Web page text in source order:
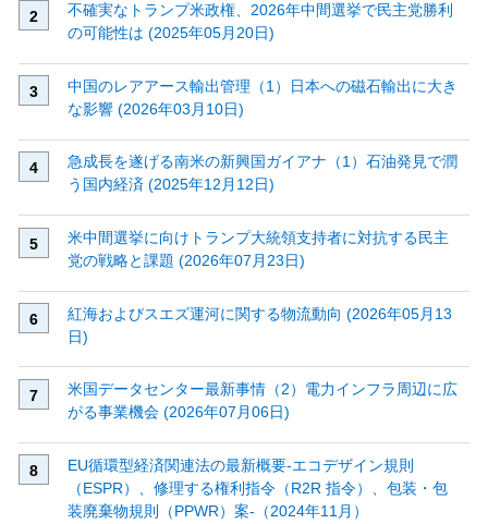
不確実なトランプ米政権、2026年中間選挙で民主党勝利
の可能性は (2025年05月20日)
中国のレアアース輸出管理（1）日本への磁石輸出に大き
な影響 (2026年03月10日)
急成長を遂げる南米の新興国ガイアナ（1）石油発見で潤
う国内経済 (2025年12月12日)
米中間選挙に向けトランプ大統領支持者に対抗する民主
党の戦略と課題 (2026年07月23日)
紅海およびスエズ運河に関する物流動向 (2026年05月13
日)
米国データセンター最新事情（2）電力インフラ周辺に広
がる事業機会 (2026年07月06日)
EU循環型経済関連法の最新概要‐エコデザイン規則
（ESPR）、修理する権利指令（R2R 指令）、包装・包
装廃棄物規則（PPWR）案‐（2024年11月）